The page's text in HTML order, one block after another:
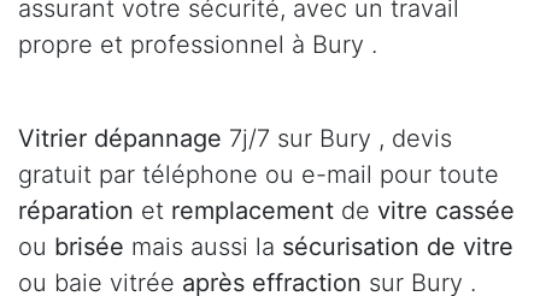
assurant votre sécurité, avec un travail
propre et professionnel à Bury .
Vitrier dépannage 7j/7 sur Bury , devis
gratuit par téléphone ou e-mail pour toute
réparation et remplacement de vitre cassée
ou brisée mais aussi la sécurisation de vitre
ou baie vitrée après effraction sur Bury .